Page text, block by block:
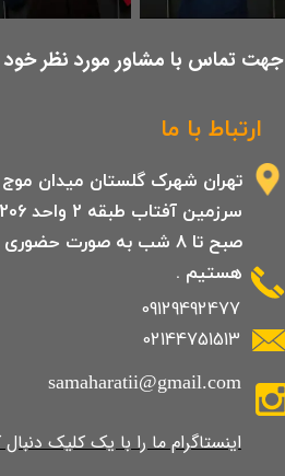
ارتباط با ما
09129492477
02144751513
تهران شهرک گلستان میدان
صبح تا 8 شب به صورت
هستیم .
samaharatii@gmail.com
​​​​​​​​​اینستاگرام ما را با یک کلیک دنبال
​جهت تماس با مشاور مورد نظر خود